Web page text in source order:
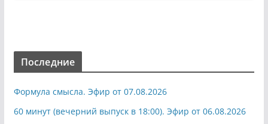
Последние
Формула смысла. Эфир от 07.08.2026
60 минут (вечерний выпуск в 18:00). Эфир от 06.08.2026